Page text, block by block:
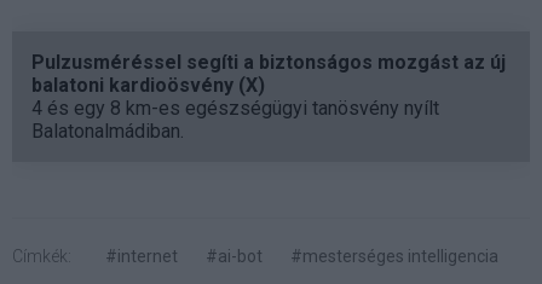
Pulzusméréssel segíti a biztonságos mozgást az új
balatoni kardioösvény (X)
4 és egy 8 km-es egészségügyi tanösvény nyílt
Balatonalmádiban.
Címkék: #internet #ai-bot #mesterséges intelligencia